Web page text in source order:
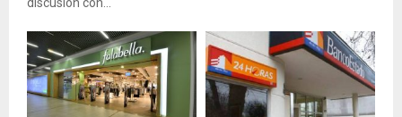
discusión con...